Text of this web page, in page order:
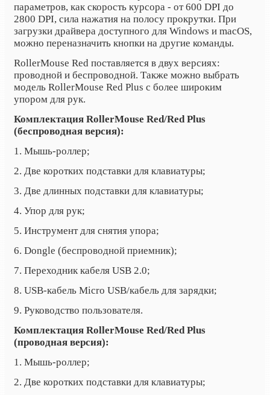
параметров, как скорость курсора - от 600 DPI до
2800 DPI, сила нажатия на полосу прокрутки. При
загрузки драйвера доступного для Windows и macOS,
можно переназначить кнопки на другие команды.
RollerMouse Red поставляется в двух версиях:
проводной и беспроводной. Также можно выбрать
модель RollerMouse Red Plus с более широким
упором для рук.
Комплектация RollerMouse Red/Red Plus
(беспроводная версия):
1. Мышь-роллер;
2. Две коротких подставки для клавиатуры;
3. Две длинных подставки для клавиатуры;
4. Упор для рук;
5. Инструмент для снятия упора;
6. Dongle (беспроводной приемник);
7. Переходник кабеля USB 2.0;
8. USB-кабель Micro USB/кабель для зарядки;
9. Руководство пользователя.
Комплектация RollerMouse Red/Red Plus
(проводная версия):
1. Мышь-роллер;
2. Две коротких подставки для клавиатуры;